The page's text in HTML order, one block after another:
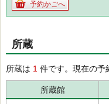
予約かごへ
所蔵
所蔵は 1 件です。現在の予
所蔵館